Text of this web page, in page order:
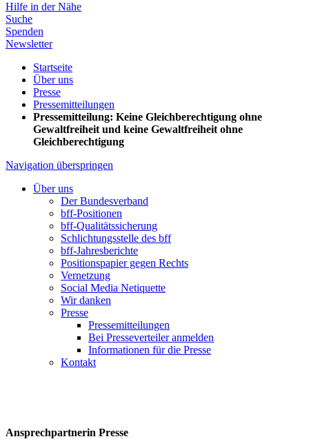
Hilfe in der Nähe
Suche
Spenden
Newsletter
Startseite
Über uns
Presse
Pressemitteilungen
Pressemitteilung: Keine Gleichberechtigung ohne
Gewaltfreiheit und keine Gewaltfreiheit ohne
Gleichberechtigung
Navigation überspringen
Über uns
Der Bundesverband
bff-Positionen
bff-Qualitätssicherung
Schlichtungsstelle des bff
bff-Jahresberichte
Positionspapier gegen Rechts
Vernetzung
Social Media Netiquette
Wir danken
Presse
Pressemitteilungen
Bei Presseverteiler anmelden
Informationen für die Presse
Kontakt
Ansprechpartnerin Presse